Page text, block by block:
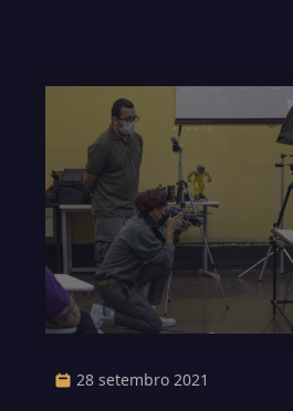
28 setembro 2021